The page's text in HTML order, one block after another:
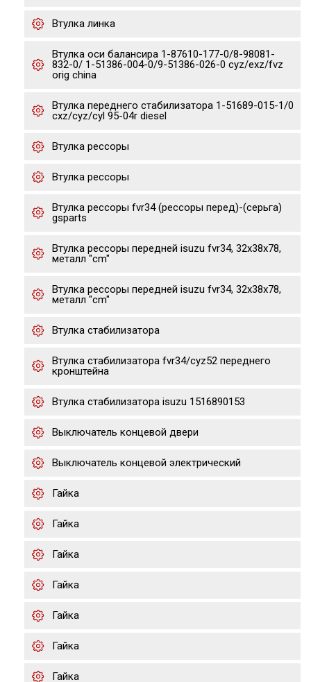
Втулка линка
Втулка оси балансира 1-87610-177-0/8-98081-
832-0/ 1-51386-004-0/9-51386-026-0 cyz/exz/fvz
orig china
Втулка переднего стабилизатора 1-51689-015-1/0
cxz/cyz/cyl 95-04r diesel
Втулка рессоры
Втулка рессоры
Втулка рессоры fvr34 (рессоры перед)-(серьга)
gsparts
Втулка рессоры передней isuzu fvr34, 32x38x78,
металл "cm"
Втулка рессоры передней isuzu fvr34, 32x38x78,
металл "cm"
Втулка стабилизатора
Втулка стабилизатора fvr34/cyz52 переднего
кронштейна
Втулка стабилизатора isuzu 1516890153
Выключатель концевой двери
Выключатель концевой электрический
Гайка
Гайка
Гайка
Гайка
Гайка
Гайка
Гайка